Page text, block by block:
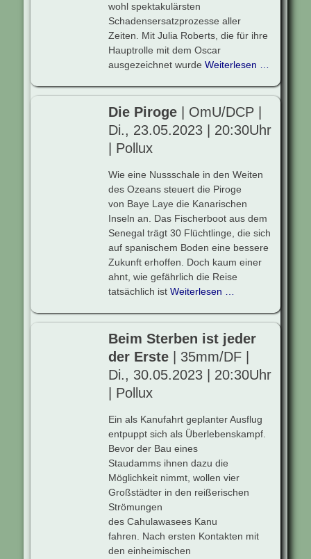
wohl spektakulärsten
Schadensersatzprozesse aller
Zeiten. Mit Julia Roberts, die für ihre
Hauptrolle mit dem Oscar
ausgezeichnet wurde Weiterlesen …
Die Piroge | OmU/DCP |
Di., 23.05.2023 | 20:30Uhr
| Pollux
Wie eine Nussschale in den Weiten
des Ozeans steuert die Piroge
von Baye Laye die Kanarischen
Inseln an. Das Fischerboot aus dem
Senegal trägt 30 Flüchtlinge, die sich
auf spanischem Boden eine bessere
Zukunft erhoffen. Doch kaum einer
ahnt, wie gefährlich die Reise
tatsächlich ist Weiterlesen …
Beim Sterben ist jeder
der Erste | 35mm/DF |
Di., 30.05.2023 | 20:30Uhr
| Pollux
Ein als Kanufahrt geplanter Ausflug
entpuppt sich als Überlebenskampf.
Bevor der Bau eines
Staudamms ihnen dazu die
Möglichkeit nimmt, wollen vier
Großstädter in den reißerischen
Strömungen
des Cahulawasees Kanu
fahren. Nach ersten Kontakten mit
den einheimischen